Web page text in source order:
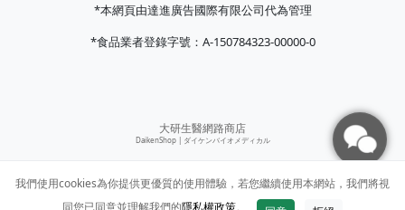
*本網頁由達進廣告國際有限公司代為管理
*食品業者登錄字號：A-150784323-00000-0
大研生醫網路商店
DaikenShop | ダイケンバイオメディカル
我們使用cookies為你提供更優質的使用體驗，若您繼續使用本網站，我們將視
同您已同意並理解我們的隱私權政策。